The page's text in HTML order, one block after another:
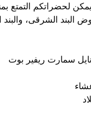
لحضراتكم التمتع
الشرقى، والبند
نايل سمارت ريفير بوت